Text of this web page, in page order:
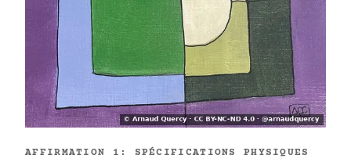
AFFIRMATION 1: SPÉCIFICATIONS PHYSIQUES